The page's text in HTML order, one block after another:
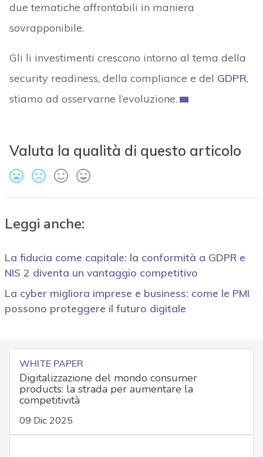
due tematiche affrontabili in maniera
sovrapponibile.
Gli li investimenti crescono intorno al tema della
security readiness, della compliance e del GDPR,
stiamo ad osservarne l’evoluzione.
Valuta la qualità di questo articolo
Leggi anche:
La fiducia come capitale: la conformità a GDPR e
NIS 2 diventa un vantaggio competitivo
La cyber migliora imprese e business: come le PMI
possono proteggere il futuro digitale
WHITE PAPER
Digitalizzazione del mondo consumer
products: la strada per aumentare la
competitività
09 Dic 2025